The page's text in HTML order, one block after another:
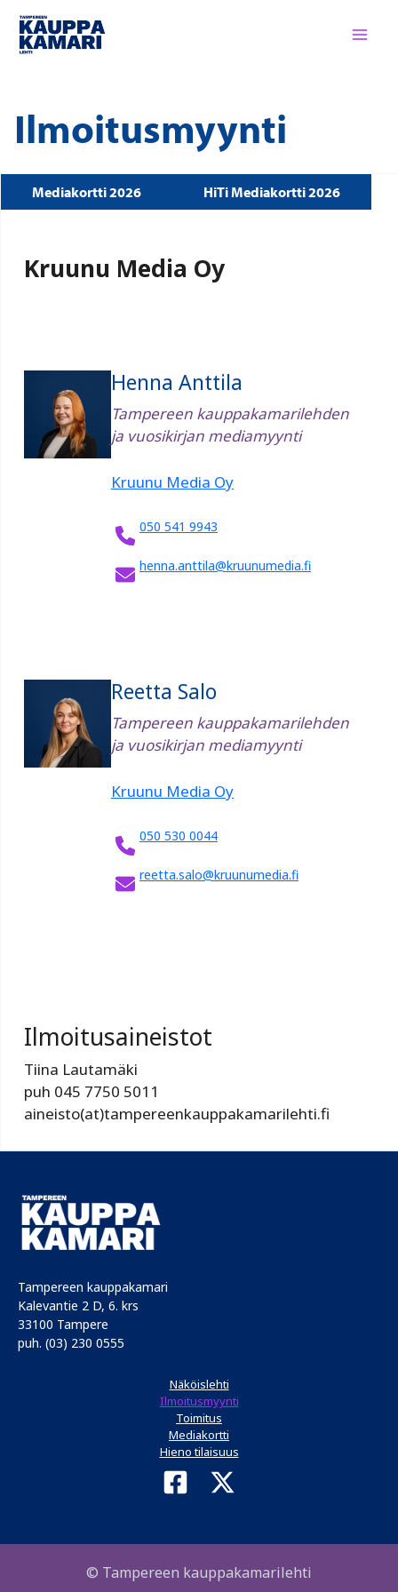
Siirry
sisältöön
Ilmoitusmyynti
Mediakortti 2026 HiTi Mediakortti 2026
Kruunu Media Oy
Henna Anttila
Tampereen kauppakamarilehden
ja vuosikirjan mediamyynti
Kruunu Media Oy
050 541 9943
henna.anttila@kruunumedia.fi
Reetta Salo
Tampereen kauppakamarilehden
ja vuosikirjan mediamyynti
Kruunu Media Oy
050 530 0044
reetta.salo@kruunumedia.fi
Ilmoitusaineistot
Tiina Lautamäki
puh 045 7750 5011
aineisto(at)tampereenkauppakamarilehti.fi
Tampereen kauppakamari
Kalevantie 2 D, 6. krs
33100 Tampere
puh. (03) 230 0555
Näköislehti
Ilmoitusmyynti
Toimitus
Mediakortti
Hieno tilaisuus
© Tampereen kauppakamarilehti